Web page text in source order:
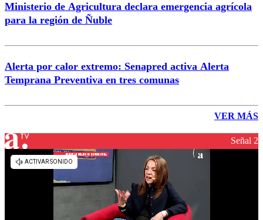
Ministerio de Agricultura declara emergencia agrícola
para la región de Ñuble
Alerta por calor extremo: Senapred activa Alerta
Temprana Preventiva en tres comunas
VER MÁS
Señal 2